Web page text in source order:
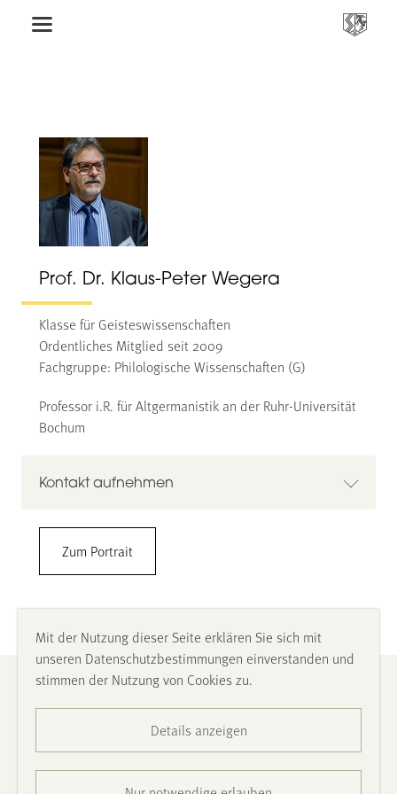
Prof. Dr. Klaus-Peter Wegera
Klasse für Geisteswissenschaften
Ordentliches Mitglied seit 2009
Fachgruppe: Philologische Wissenschaften (G)
Professor i.R. für Altgermanistik an der Ruhr-Universität
Bochum
Kontakt aufnehmen
klaus-peter.wegera@rub.de
Zum Portrait
Impressum
Mit der Nutzung dieser Seite erklären Sie sich mit
unseren Datenschutzbestimmungen einverstanden und
stimmen der Nutzung von Cookies zu.
Details anzeigen